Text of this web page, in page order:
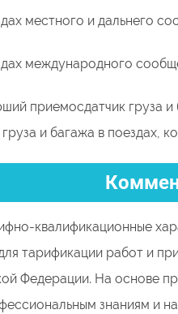
местного и дальнего
международного
приемосдатчик груза
и багажа в поездах,
квалификационные
тарификации работ и
Федерации. На основе
знаниям и